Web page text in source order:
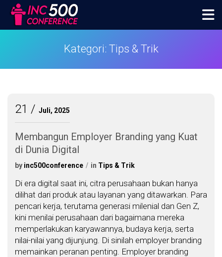
content
Kategori: Tips & Trik
21 Juli, 2025
Membangun Employer Branding yang Kuat
di Dunia Digital
by inc500conference in Tips & Trik
Di era digital saat ini, citra perusahaan bukan hanya
dilihat dari produk atau layanan yang ditawarkan. Para
pencari kerja, terutama generasi milenial dan Gen Z,
kini menilai perusahaan dari bagaimana mereka
memperlakukan karyawannya, budaya kerja, serta
nilai-nilai yang dijunjung. Di sinilah employer branding
memainkan peranan penting. Employer branding